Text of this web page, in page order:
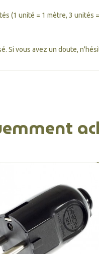
(1 unité = 1 mètre, 3
Si vous avez un doute,